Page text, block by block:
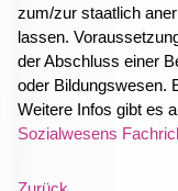
zum/zur staatlich
lassen.
der Abschluss einer
oder Bildungswesen.
Weitere Infos gibt es
Sozialwesens